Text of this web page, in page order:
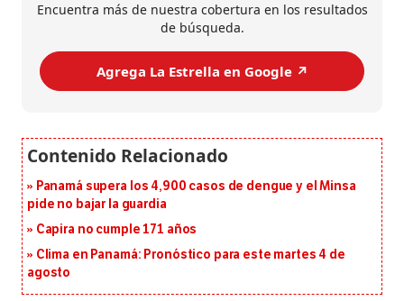
Encuentra más de nuestra cobertura en los resultados
de búsqueda.
Agrega La Estrella en Google ↗️
Panamá supera los 4,900 casos de dengue y el Minsa
pide no bajar la guardia
Capira no cumple 171 años
Clima en Panamá: Pronóstico para este martes 4 de
agosto